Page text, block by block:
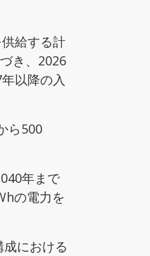
給する計
き、2026
以降の入
ら500
年まで
の電力を
における